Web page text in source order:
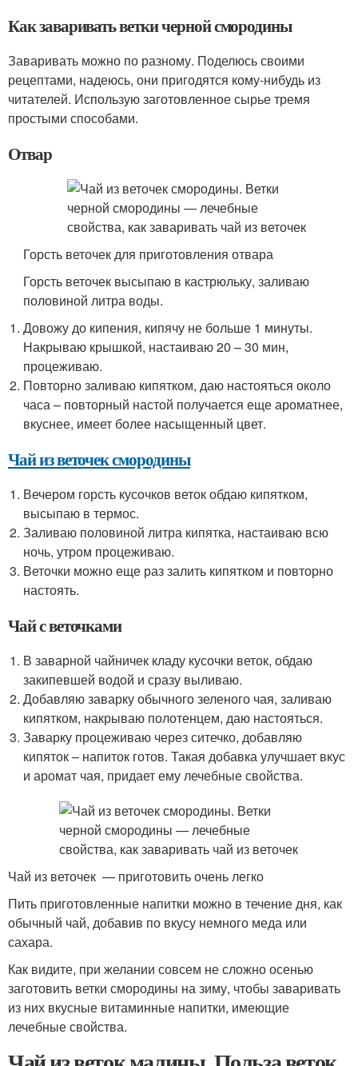
Как заваривать ветки черной смородины
Заваривать можно по разному. Поделюсь своими
рецептами, надеюсь, они пригодятся кому-нибудь из
читателей. Использую заготовленное сырье тремя
простыми способами.
Отвар
Горсть веточек для приготовления отвара
Горсть веточек высыпаю в кастрюльку, заливаю
половиной литра воды.
Довожу до кипения, кипячу не больше 1 минуты.
Накрываю крышкой, настаиваю 20 – 30 мин,
процеживаю.
Повторно заливаю кипятком, даю настояться около
часа – повторный настой получается еще ароматнее,
вкуснее, имеет более насыщенный цвет.
Чай из веточек смородины
Вечером горсть кусочков веток обдаю кипятком,
высыпаю в термос.
Заливаю половиной литра кипятка, настаиваю всю
ночь, утром процеживаю.
Веточки можно еще раз залить кипятком и повторно
настоять.
Чай с веточками
В заварной чайничек кладу кусочки веток, обдаю
закипевшей водой и сразу выливаю.
Добавляю заварку обычного зеленого чая, заливаю
кипятком, накрываю полотенцем, даю настояться.
Заварку процеживаю через ситечко, добавляю
кипяток – напиток готов. Такая добавка улучшает вкус
и аромат чая, придает ему лечебные свойства.
Чай из веточек — приготовить очень легко
Пить приготовленные напитки можно в течение дня, как
обычный чай, добавив по вкусу немного меда или
сахара.
Как видите, при желании совсем не сложно осенью
заготовить ветки смородины на зиму, чтобы заваривать
из них вкусные витаминные напитки, имеющие
лечебные свойства.